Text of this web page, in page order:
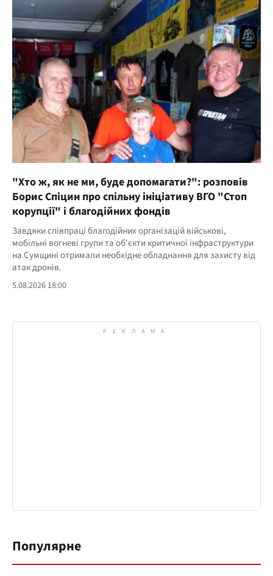
"Хто ж, як не ми, буде допомагати?": розповів
Борис Спіцин про спільну ініціативу ВГО "Стоп
корупції" і благодійних фондів
Завдяки співпраці благодійних організацій військові,
мобільні вогневі групи та об'єкти критичної інфраструктури
на Сумщині отримали необхідне обладнання для захисту від
атак дронів.
5.08.2026 18:00
Популярне